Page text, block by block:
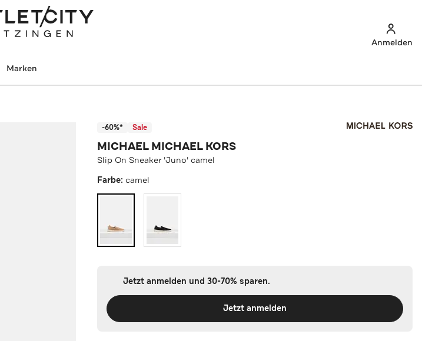
Anmelden
Marken
-60%* Sale
MICHAEL MICHAEL KORS
Slip On Sneaker 'Juno' camel
Farbe:camel
Jetzt anmelden und 30-70% sparen.
Jetzt anmelden